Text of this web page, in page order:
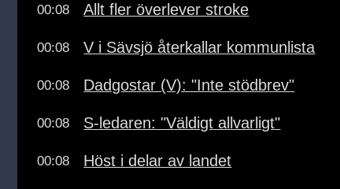
00:08 Allt fler överlever stroke
00:08 V i Sävsjö återkallar kommunlista
00:08 Dadgostar (V): "Inte stödbrev"
00:08 S-ledaren: "Väldigt allvarligt"
00:08 Höst i delar av landet